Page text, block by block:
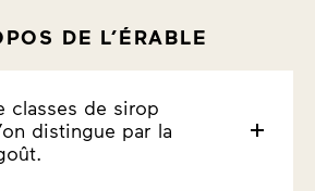
DE L’ÉRABLE
classes de sirop
distingue par la